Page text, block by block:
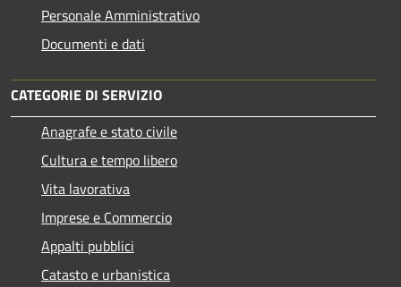
Personale Amministrativo
Documenti e dati
CATEGORIE DI SERVIZIO
Anagrafe e stato civile
Cultura e tempo libero
Vita lavorativa
Imprese e Commercio
Appalti pubblici
Catasto e urbanistica